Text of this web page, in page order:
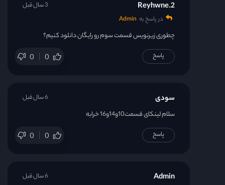
Reyhwne.2
در پاسخ به Admin
چطوری زیرنویس قسمت سوم رو رایگان دانلود کنیم؟
0 0
3 سال قبل
پاسخ
سودی
سلام لینکای قسمت10و14و16 خرابه
0 0
6 سال قبل
پاسخ
Admin 6 سال قبل